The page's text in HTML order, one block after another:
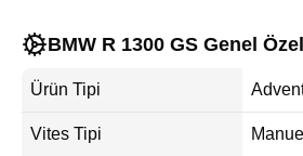
BMW R 1300 GS Genel
Ürün Tipi
Vites Tipi Manuel